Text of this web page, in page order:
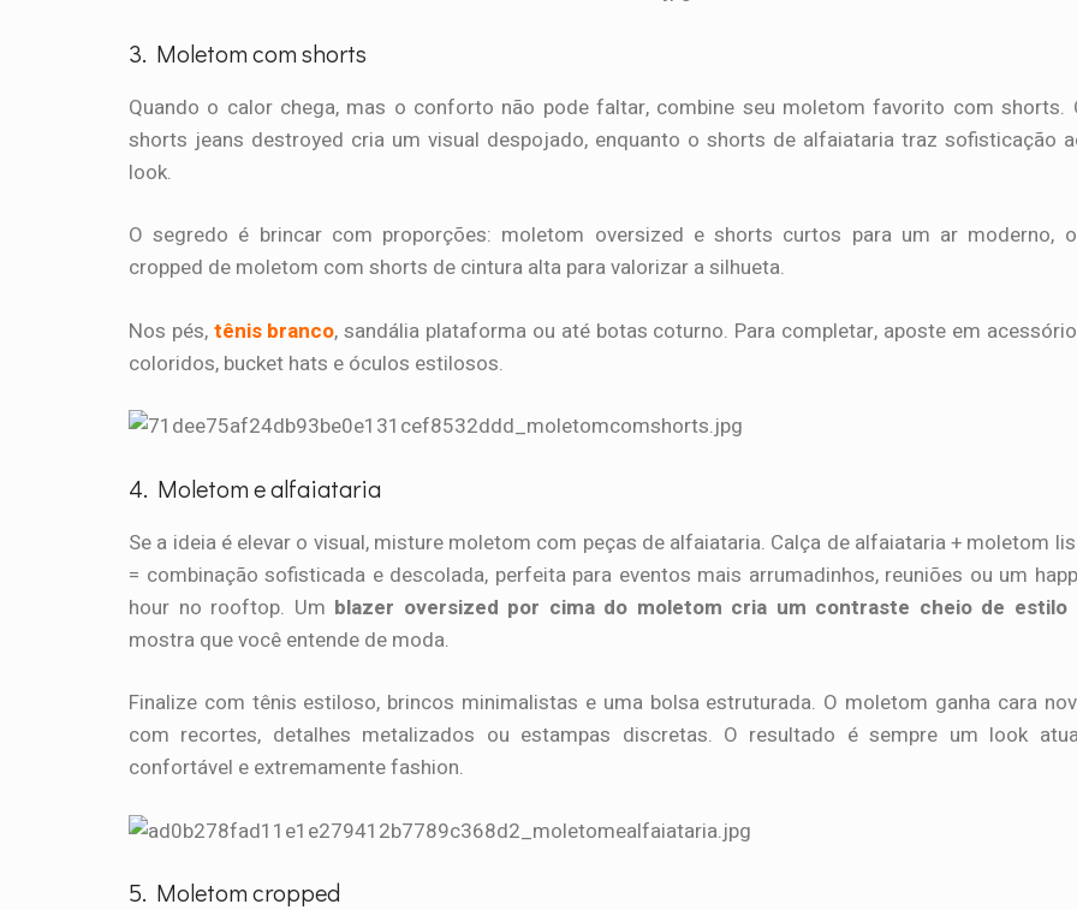
3. Moletom com shorts
Quando o calor chega, mas o conforto não pode faltar, combine seu moletom favorito com shorts.
shorts jeans destroyed cria um visual despojado, enquanto o shorts de alfaiataria traz sofisticação
look.
O segredo é brincar com proporções: moletom oversized e shorts curtos para um ar moderno,
cropped de moletom com shorts de cintura alta para valorizar a silhueta.
Nos pés, tênis branco, sandália plataforma ou até botas coturno. Para completar, aposte em
coloridos, bucket hats e óculos estilosos.
4. Moletom e alfaiataria
Se a ideia é elevar o visual, misture moletom com peças de alfaiataria. Calça de alfaiataria + moletom
= combinação sofisticada e descolada, perfeita para eventos mais arrumadinhos, reuniões ou um
hour no rooftop. Um blazer oversized por cima do moletom cria um contraste cheio de estilo
mostra que você entende de moda.
Finalize com tênis estiloso, brincos minimalistas e uma bolsa estruturada. O moletom ganha cara
com recortes, detalhes metalizados ou estampas discretas. O resultado é sempre um look
confortável e extremamente fashion.
5. Moletom cropped